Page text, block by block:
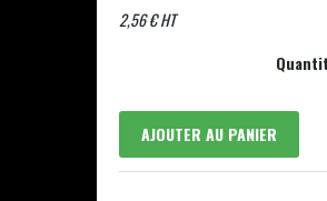
2,56 € HT
AJOUTER AU PANIER